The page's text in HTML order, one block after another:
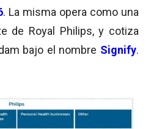
. La misma opera como una
de Royal Philips, y cotiza
bajo el nombre Signify.